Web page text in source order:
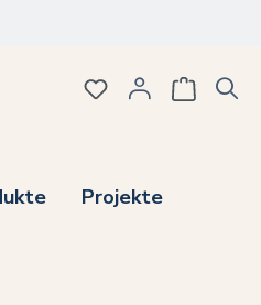
Projekte
Du hast 0